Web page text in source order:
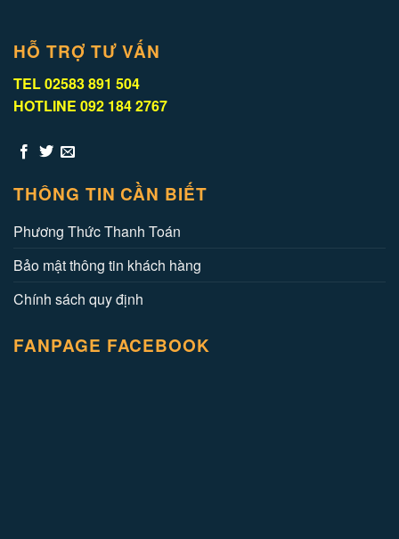
HỖ TRỢ TƯ VẤN
TEL 02583 891 504
HOTLINE 092 184 2767
THÔNG TIN CẦN BIẾT
Phương Thức Thanh Toán
Bảo mật thông tin khách hàng
Chính sách quy định
FANPAGE FACEBOOK